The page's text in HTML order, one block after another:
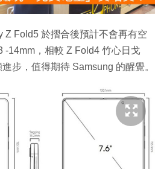
影
片
Z Fold5 於摺合後預計不會再有空
-14mm，相較 Z Fold4 竹心日戈
步，值得期待 Samsung 的醒覺。